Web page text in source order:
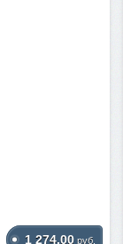
1 274.00 руб.